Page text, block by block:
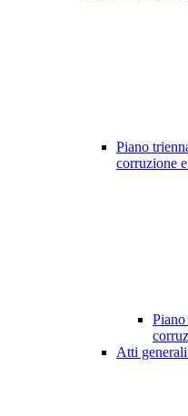
Piano
corruzione
Atti generali